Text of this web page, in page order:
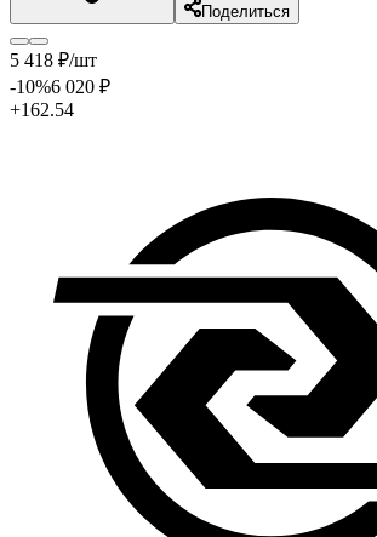
Поделиться
5 418 ₽/шт
-10%6 020 ₽
+162.54